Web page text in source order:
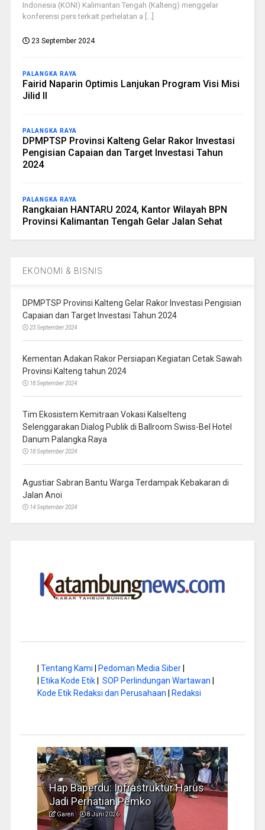
Indonesia (KONI) Kalimantan Tengah (Kalteng) menggelar
konferensi pers terkait perhelatan a [...]
23 September 2024
PALANGKA RAYA
Fairid Naparin Optimis Lanjukan Program Visi Misi
Jilid II
PALANGKA RAYA
DPMPTSP Provinsi Kalteng Gelar Rakor Investasi
Pengisian Capaian dan Target Investasi Tahun
2024
PALANGKA RAYA
Rangkaian HANTARU 2024, Kantor Wilayah BPN
Provinsi Kalimantan Tengah Gelar Jalan Sehat
EKONOMI & BISNIS
DPMPTSP Provinsi Kalteng Gelar Rakor Investasi Pengisian
Capaian dan Target Investasi Tahun 2024
23 September 2024
Kementan Adakan Rakor Persiapan Kegiatan Cetak Sawah
Provinsi Kalteng tahun 2024
18 September 2024
Tim Ekosistem Kemitraan Vokasi Kalselteng
Selenggarakan Dialog Publik di Ballroom Swiss-Bel Hotel
Danum Palangka Raya
18 September 2024
Agustiar Sabran Bantu Warga Terdampak Kebakaran di
Jalan Anoi
14 September 2024
Tentang Kami Pedoman Media Siber|
Etika Kode Etik| SOP Perlindungan Wartawan
Kode Etik Redaksi dan Perusahaan
Redaksi
Hap Baperdu: Infrastruktur Harus
Jadi Perhatian Pemko
Garen 8 Juni 2026